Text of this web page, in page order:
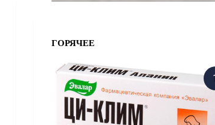
ГОРЯЧЕЕ